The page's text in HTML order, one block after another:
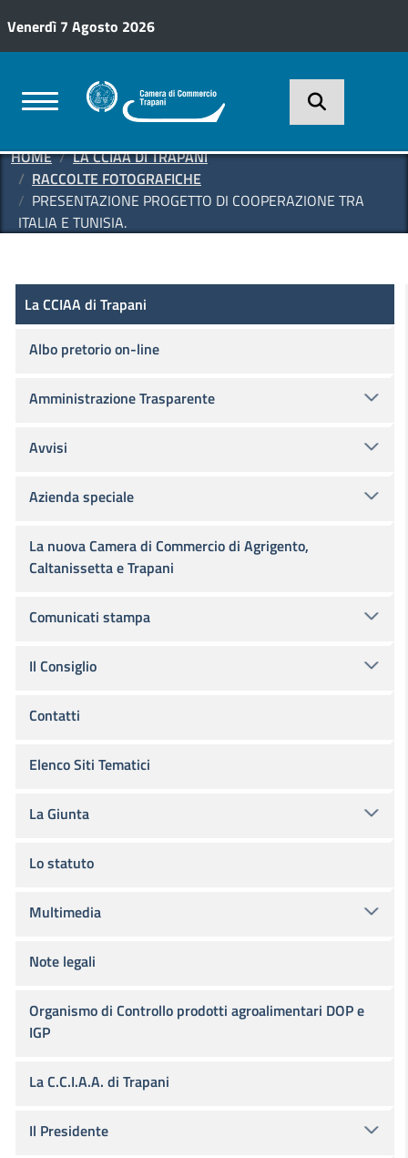
Venerdì 7 Agosto 2026
HOME
LA CCIAA DI TRAPANI
RACCOLTE FOTOGRAFICHE
PRESENTAZIONE PROGETTO DI COOPERAZIONE TRA
ITALIA E TUNISIA.
La CCIAA di Trapani
La CCIAA di Trapani
Albo pretorio on-line
Amministrazione Trasparente
Avvisi
Azienda speciale
La nuova Camera di Commercio di Agrigento,
Caltanissetta e Trapani
Comunicati stampa
Il Consiglio
Contatti
Elenco Siti Tematici
La Giunta
Lo statuto
Multimedia
Note legali
Organismo di Controllo prodotti agroalimentari DOP e
IGP
La C.C.I.A.A. di Trapani
Il Presidente